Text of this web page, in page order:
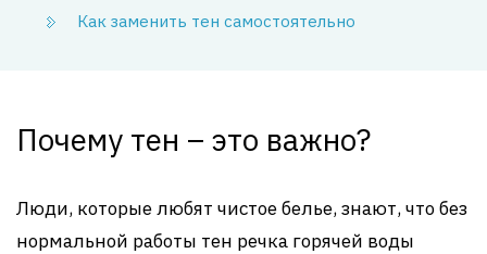
Как заменить тен самостоятельно
Почему тен – это важно?
Люди, которые любят чистое белье, знают, что без
нормальной работы тен речка горячей воды